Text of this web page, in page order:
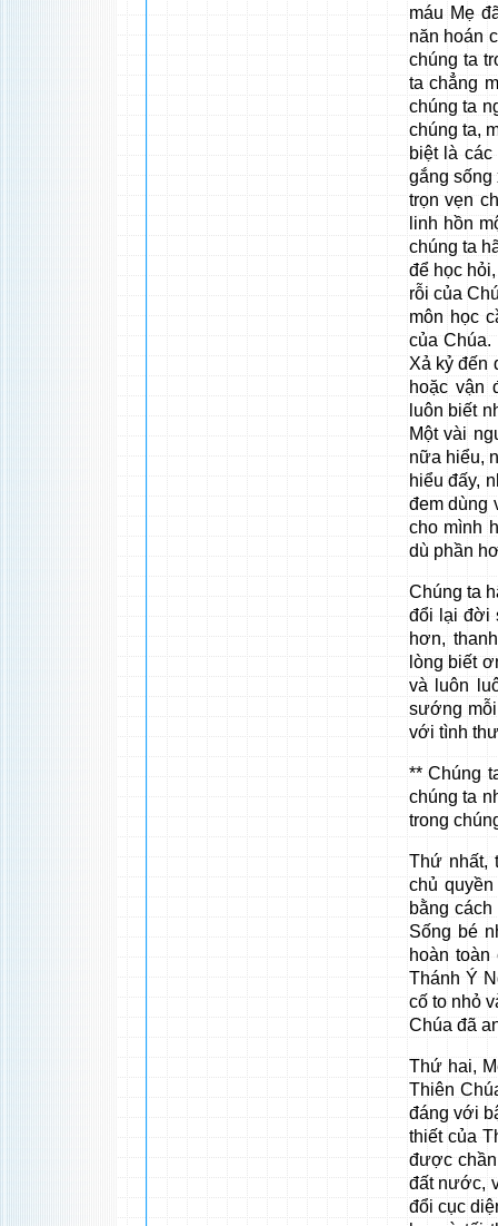
máu Mẹ
năn hoán
chúng ta
ta chẳng
chúng ta
chúng ta,
biệt là
gắng
trọn vẹn
linh hồn
chúng ta
để học
rỗi của
môn học
của Chúa.
Xả kỷ đến
hoặc vận
luôn biết
Một vài
nữa hiểu,
hiểu đấy,
đem dùng
cho mình
dù phần
Chúng ta
đổi lại đời
hơn,
lòng biết
và luôn
sướng
với tình
** Chúng
chúng ta
trong
Thứ nhất,
chủ
bằng
Sống bé
hoàn
Thánh Ý
cố to nhỏ
Chúa đã
Thứ hai,
Thiên
đáng với
thiết của
được
đất nước,
đổi cục